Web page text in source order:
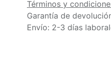
Términos y
Garantía de
Envío: 2-3 días